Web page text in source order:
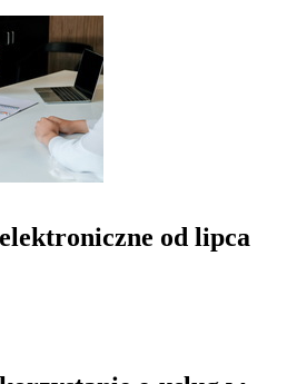
od lipca